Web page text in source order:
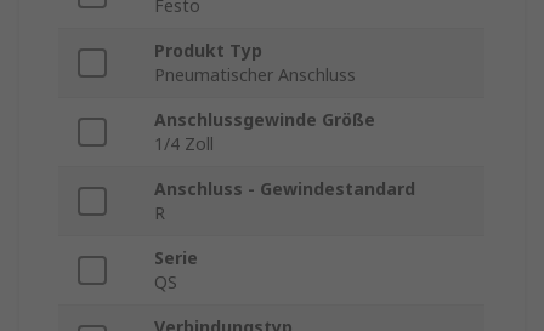
Festo
Produkt Typ
Pneumatischer Anschluss
Anschlussgewinde Größe
1/4 Zoll
Anschluss - Gewindestandard
R
Serie
QS